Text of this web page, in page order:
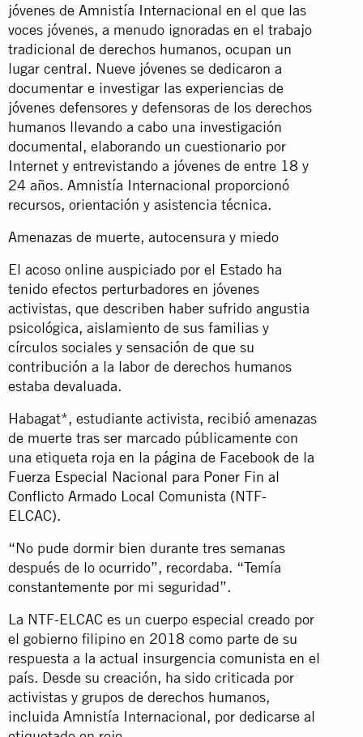
jóvenes de Amnistía Internacional en el que las
voces jóvenes, a menudo ignoradas en el trabajo
tradicional de derechos humanos, ocupan un
lugar central. Nueve jóvenes se dedicaron a
documentar e investigar las experiencias de
jóvenes defensores y defensoras de los derechos
humanos llevando a cabo una investigación
documental, elaborando un cuestionario por
Internet y entrevistando a jóvenes de entre 18 y
24 años. Amnistía Internacional proporcionó
recursos, orientación y asistencia técnica.
Amenazas de muerte, autocensura y miedo
El acoso online auspiciado por el Estado ha
tenido efectos perturbadores en jóvenes
activistas, que describen haber sufrido angustia
psicológica, aislamiento de sus familias y
círculos sociales y sensación de que su
contribución a la labor de derechos humanos
estaba devaluada.
Habagat*, estudiante activista, recibió amenazas
de muerte tras ser marcado públicamente con
una etiqueta roja en la página de Facebook de la
Fuerza Especial Nacional para Poner Fin al
Conflicto Armado Local Comunista (NTF-
ELCAC).
“No pude dormir bien durante tres semanas
después de lo ocurrido”, recordaba. “Temía
constantemente por mi seguridad”.
La NTF-ELCAC es un cuerpo especial creado por
el gobierno filipino en 2018 como parte de su
respuesta a la actual insurgencia comunista en el
país. Desde su creación, ha sido criticada por
activistas y grupos de derechos humanos,
incluida Amnistía Internacional, por dedicarse al